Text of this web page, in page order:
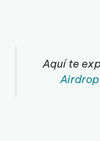
Aquí te